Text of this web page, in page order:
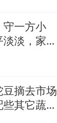
一方小
淡，家中
摘去市场
其它蔬